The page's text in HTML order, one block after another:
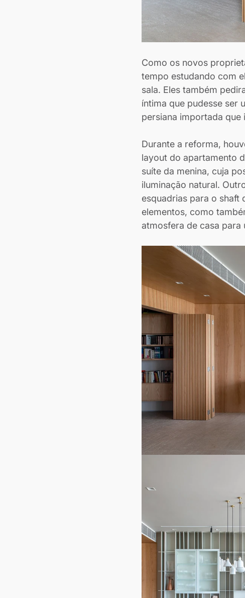
Como os novos
tempo estudando com
sala. Eles também
íntima que pudesse ser
persiana importada
Durante a reforma,
layout do apartamento
suíte da menina, cuja
iluminação natural.
esquadrias para o
elementos, como
atmosfera de casa